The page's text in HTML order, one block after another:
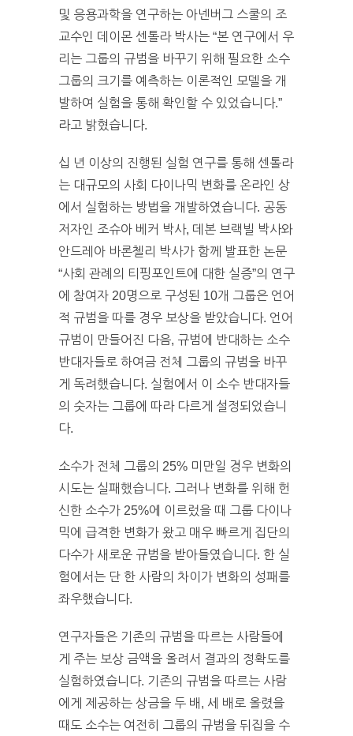
및 응용과학을 연구하는 아넨버그 스쿨의 조
교수인 데이몬 센톨라 박사는 “본 연구에서 우
리는 그룹의 규범을 바꾸기 위해 필요한 소수
그룹의 크기를 예측하는 이론적인 모델을 개
발하여 실험을 통해 확인할 수 있었습니다.”
라고 밝혔습니다.
십 년 이상의 진행된 실험 연구를 통해 센톨라
는 대규모의 사회 다이나믹 변화를 온라인 상
에서 실험하는 방법을 개발하였습니다. 공동
저자인 조슈아 베커 박사, 데본 브랙빌 박사와
안드레아 바론첼리 박사가 함께 발표한 논문
“사회 관례의 티핑포인트에 대한 실증”의 연구
에 참여자 20명으로 구성된 10개 그룹은 언어
적 규범을 따를 경우 보상을 받았습니다. 언어
규범이 만들어진 다음, 규범에 반대하는 소수
반대자들로 하여금 전체 그룹의 규범을 바꾸
게 독려했습니다. 실험에서 이 소수 반대자들
의 숫자는 그룹에 따라 다르게 설정되었습니
다.
소수가 전체 그룹의 25% 미만일 경우 변화의
시도는 실패했습니다. 그러나 변화를 위해 헌
신한 소수가 25%에 이르렀을 때 그룹 다이나
믹에 급격한 변화가 왔고 매우 빠르게 집단의
다수가 새로운 규범을 받아들였습니다. 한 실
험에서는 단 한 사람의 차이가 변화의 성패를
좌우했습니다.
연구자들은 기존의 규범을 따르는 사람들에
게 주는 보상 금액을 올려서 결과의 정확도를
실험하였습니다. 기존의 규범을 따르는 사람
에게 제공하는 상금을 두 배, 세 배로 올렸을
때도 소수는 여전히 그룹의 규범을 뒤집을 수